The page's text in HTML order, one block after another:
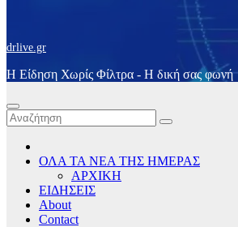
drlive.gr
Η Είδηση Χωρίς Φίλτρα - H δική σας φωνή
ΟΛΑ ΤΑ ΝΕΑ ΤΗΣ ΗΜΕΡΑΣ
ΑΡΧΙΚΗ
ΕΙΔΗΣΕΙΣ
About
Contact